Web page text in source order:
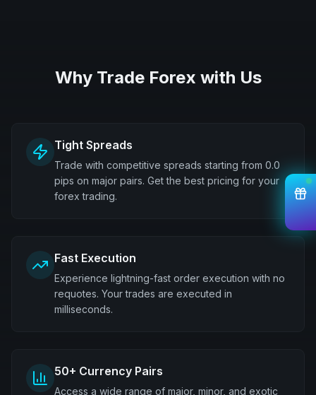
Why Trade Forex with Us
Tight Spreads
Trade with competitive spreads starting from 0.0
pips on major pairs. Get the best pricing for your
forex trading.
Fast Execution
Experience lightning-fast order execution with no
requotes. Your trades are executed in
milliseconds.
50+ Currency Pairs
Access a wide range of major, minor, and exotic